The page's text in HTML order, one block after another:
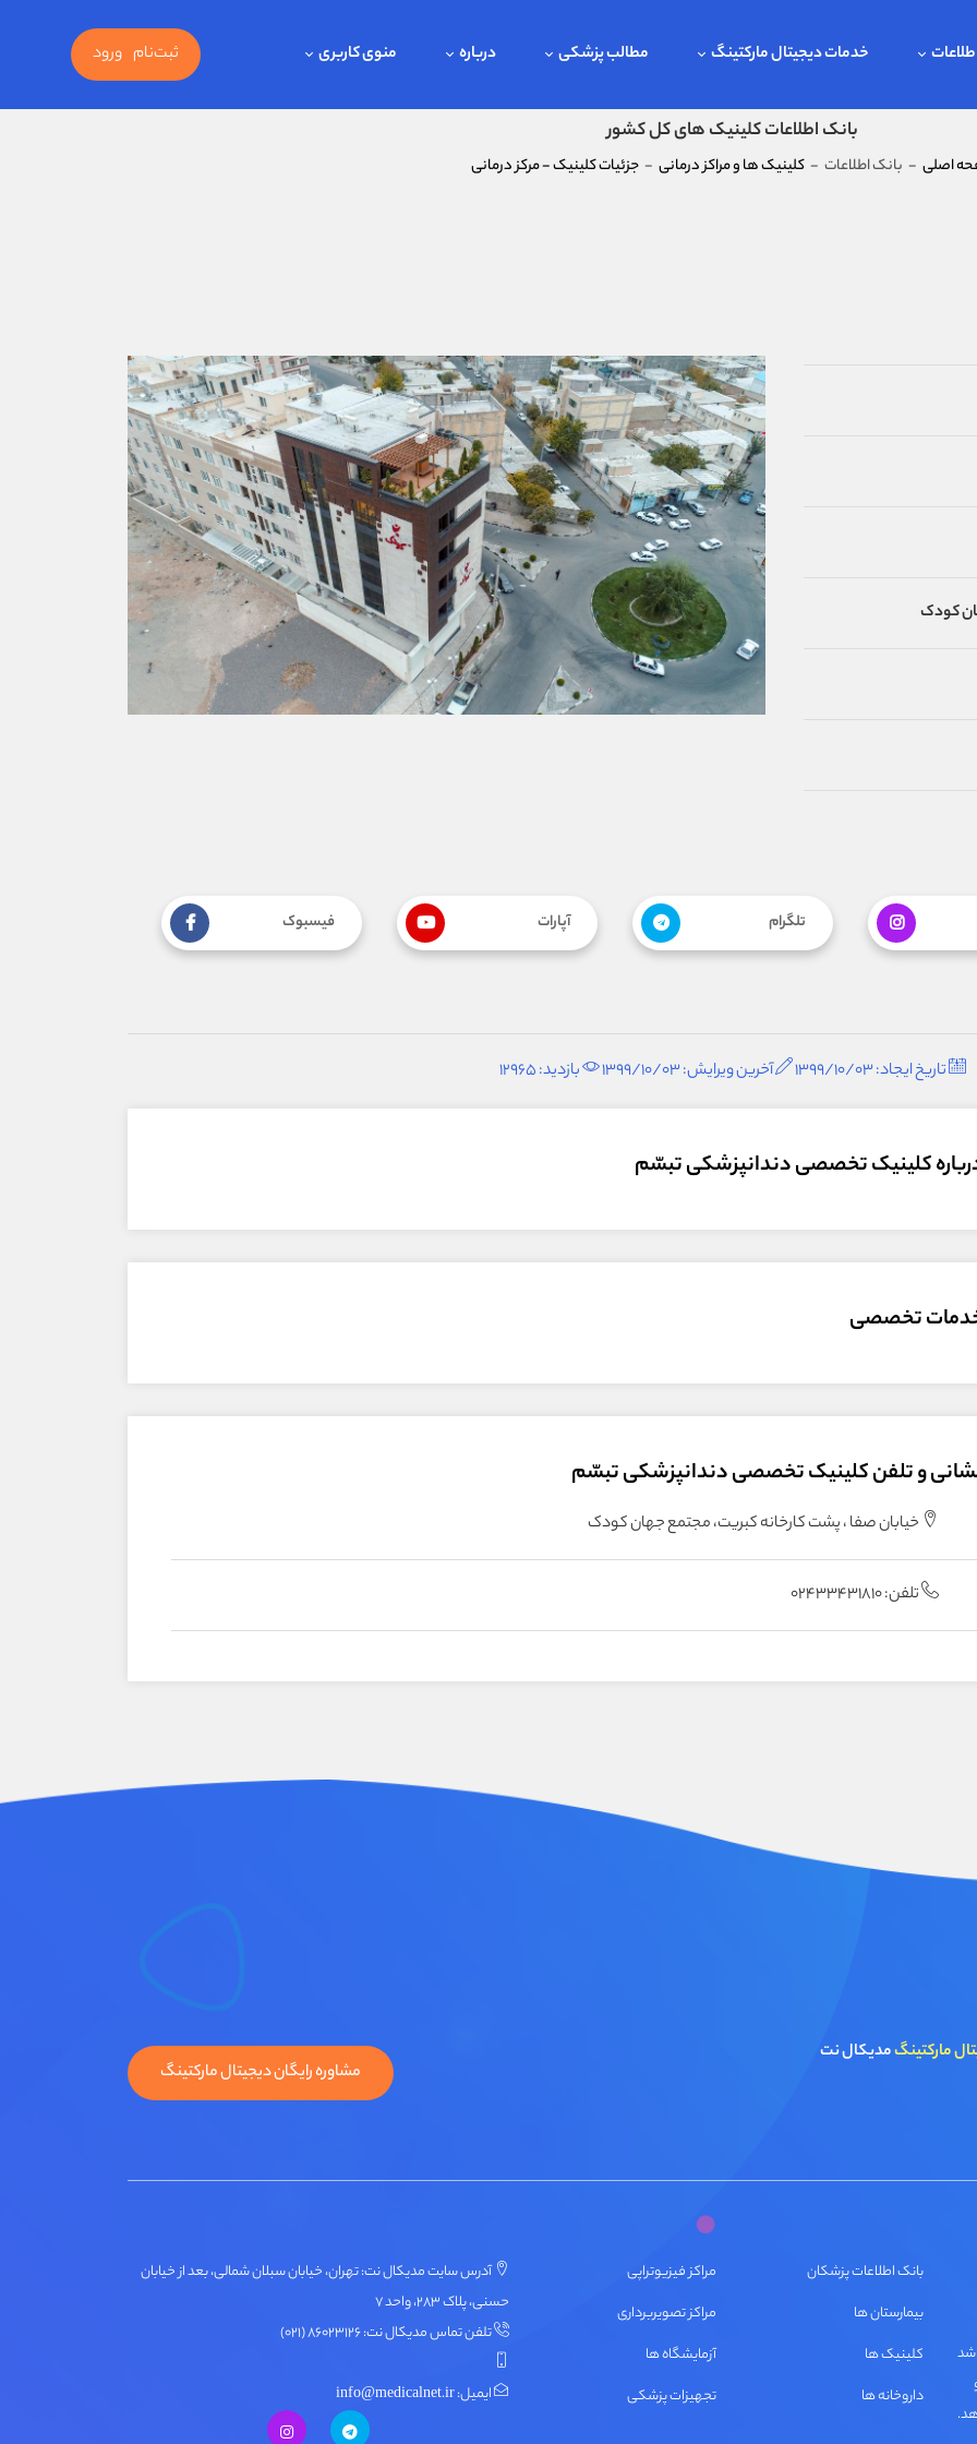
خدمات دیجیتال مارکتینگ مطالب پزشکی درباره منوی کاربری ثبت‌نام ورود
بانک اطلاعات کلینیک های کل کشور
اصلی - بانک اطلاعات - کلینیک ها و مراکز درمانی - جزئیات کلینیک - مرکز درمانی
کودک
تلگرام آپارات فیسبوک
تاریخ ایجاد: 1399/10/03 آخرین ویرایش: 1399/10/03 بازدید: 12965
کلینیک تخصصی دندانپزشکی تبسّم
تخصصی
و تلفن کلینیک تخصصی دندانپزشکی تبسّم
خیابان صفا ، پشت کارخانه کبریت، مجتمع جهان کودک
تلفن: 02433431810
مارکتینگمدیکال نت
مشاوره رایگان دیجیتال مارکتینگ
بانک اطلاعات پزشکان
بیمارستان ها
کلینیک ها
داروخانه ها
مراکز فیزیوتراپی
مراکز تصویربرداری
آزمایشگاه ها
تجهیزات پزشکی
آدرس سایت مدیکال نت: تهران، خیابان سبلان شمالی، بعد از خیابان
حسنی، پلاک ۲۸۳، واحد ۷
تلفن تماس مدیکال نت: ۸۶۰۲۳۱۲۶ (۰۲۱)
ایمیل: info@medicalnet.ir